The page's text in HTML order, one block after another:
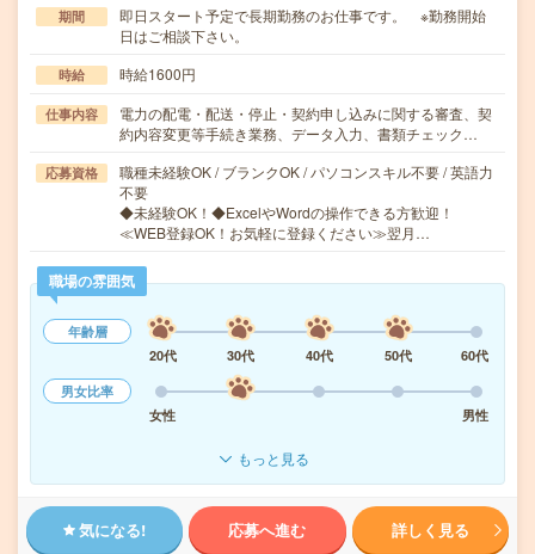
期間
即日スタート予定で長期勤務のお仕事です。 ※勤務開始
日はご相談下さい。
時給 時給1600円
仕事内容
電力の配電・配送・停止・契約申し込みに関する審査、契
約内容変更等手続き業務、データ入力、書類チェック…
応募資格
職種未経験OK / ブランクOK / パソコンスキル不要 / 英語力
不要
◆未経験OK！◆ExcelやWordの操作できる方歓迎！
≪WEB登録OK！お気軽に登録ください≫翌月…
職場の雰囲気
年齢層
20代
30代 40代 50代
60代
男女比率
女性
男性
もっと見る
気になる! 応募へ進む 詳しく見る